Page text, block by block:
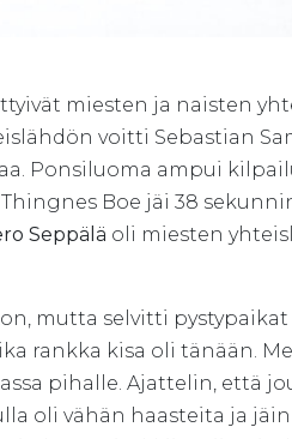
miesten ja naisten
voitti Sebastian
Ponsiluoma ampui
Boe jäi 38
Seppälä oli miesten
mutta selvitti
rankka kisa oli tänään.
pihalle. Ajattelin, että
oli vähän haasteita ja